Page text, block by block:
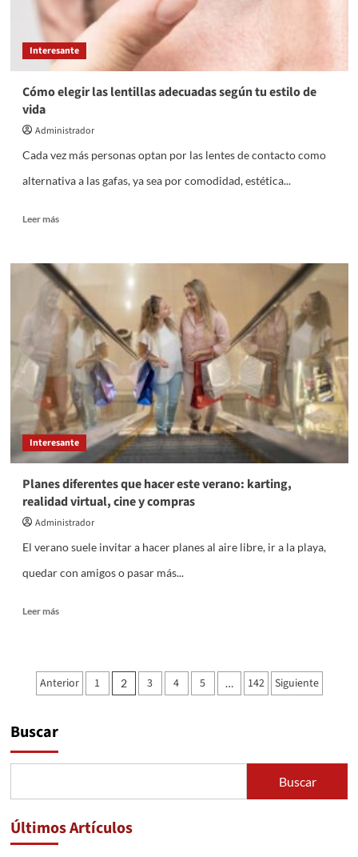
PuntoSeguro
y
Acierto
Interesante
Cómo elegir las lentillas adecuadas según tu estilo de
vida
Administrador
Cada vez más personas optan por las lentes de contacto como
alternativa a las gafas, ya sea por comodidad, estética...
Leer másLeer
Cómo
elegir
las
lentillas
adecuadas
según
estilo
de
vida
Interesante
Planes diferentes que hacer este verano: karting,
realidad virtual, cine y compras
Administrador
El verano suele invitar a hacer planes al aire libre, ir a la playa,
quedar con amigos o pasar más...
Leer másLeer
diferentes
que
verano:
realidad
compras
Paginación
entradas
Anterior 1 2 3 4 5 … 142 Siguiente
Buscar
Buscar
Últimos Artículos